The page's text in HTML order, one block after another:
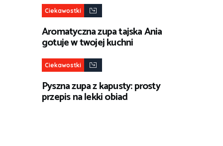
Ciekawostki
Aromatyczna zupa tajska Ania
gotuje w twojej kuchni
Ciekawostki
Pyszna zupa z kapusty: prosty
przepis na lekki obiad